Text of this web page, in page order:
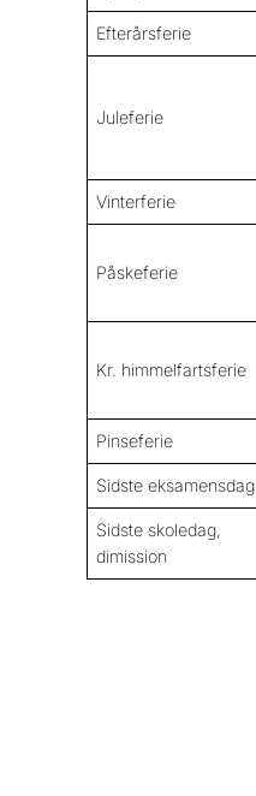
Efterårsferie
Juleferie
Vinterferie
Påskeferie
Kr. himmelfartsferie
Pinseferie
Sidste eksamensdag
Sidste skoledag,
dimission